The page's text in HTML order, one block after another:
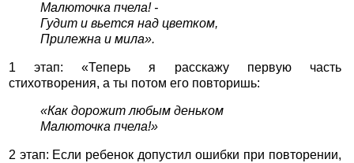
Малюточка пчела! -
Гудит и вьется над цветком,
Прилежна и мила».
1 этап: «Теперь я расскажу первую часть
стихотворения, а ты потом его повторишь:
«Как дорожит любым деньком
Малюточка пчела!»
2 этап: Если ребенок допустил ошибки при повторении,